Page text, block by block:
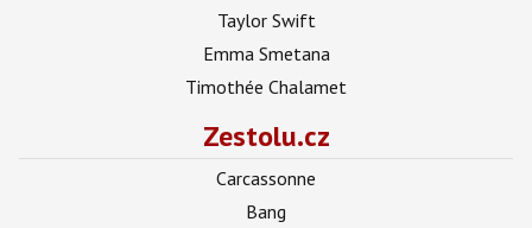
Taylor Swift
Emma Smetana
Timothée Chalamet
Zestolu.cz
Carcassonne
Bang